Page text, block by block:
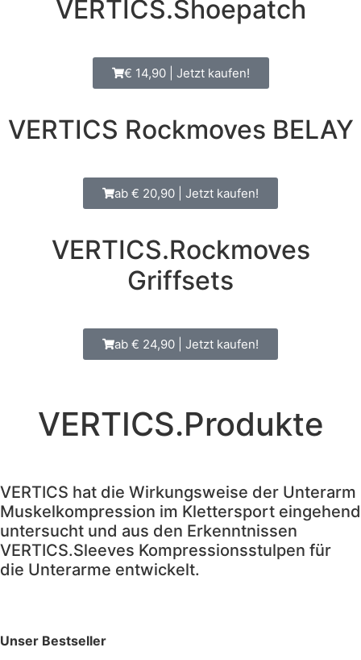
VERTICS.Shoepatch
€ 14,90 | Jetzt kaufen!
VERTICS Rockmoves BELAY
ab € 20,90 | Jetzt kaufen!
VERTICS.Rockmoves
Griffsets
ab € 24,90 | Jetzt kaufen!
VERTICS.Produkte
VERTICS hat die Wirkungsweise der Unterarm
Muskelkompression im Klettersport eingehend
untersucht und aus den Erkenntnissen
VERTICS.Sleeves Kompressionsstulpen für
die Unterarme entwickelt.
Unser Bestseller